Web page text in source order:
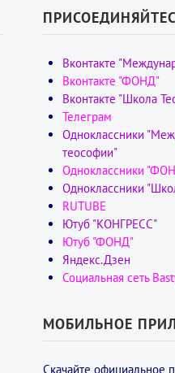
Вконтакте
Вконтакте "ФОНД"
Вконтакте "Школа
Телеграм
Одноклассники
теософии"
Одноклассники
Одноклассники
RUTUBE
Ютуб "КОНГРЕСС"
Ютуб "ФОНД"
Яндекс.Дзен
Социальная сеть
МОБИЛЬНОЕ
Скачайте официальное